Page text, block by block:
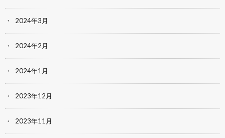
2024年3月
2024年2月
2024年1月
2023年12月
2023年11月